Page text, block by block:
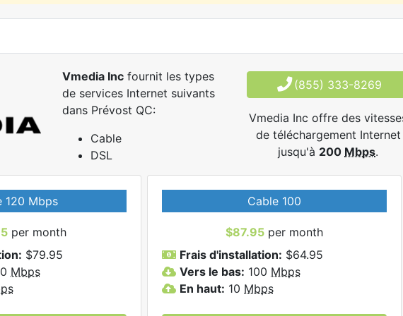
Vmedia Incfournit les types
de services Internet suivants
dans Prévost QC:
Cable
DSL
(855) 333-8269
Vmedia Inc offre des
de téléchargement Internet
jusqu'à 200 Mbps.
120 Mbps
per month
$79.95
Mbps
Cable 100
$87.95 per month
Frais d'installation: $64.95
Vers le bas: 100 Mbps
En haut: 10 Mbps